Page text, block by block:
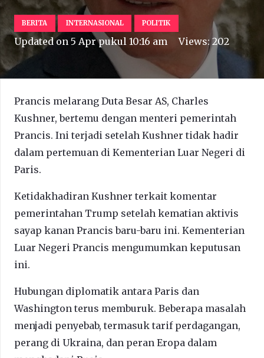
BERITA INTERNASIONAL POLITIK
Updated on 5 Apr pukul 10:16 am Views:202
Prancis melarang Duta Besar AS, Charles
Kushner, bertemu dengan menteri pemerintah
Prancis. Ini terjadi setelah Kushner tidak hadir
dalam pertemuan di Kementerian Luar Negeri di
Paris.
Ketidakhadiran Kushner terkait komentar
pemerintahan Trump setelah kematian aktivis
sayap kanan Prancis baru-baru ini. Kementerian
Luar Negeri Prancis mengumumkan keputusan
ini.
Hubungan diplomatik antara Paris dan
Washington terus memburuk. Beberapa masalah
menjadi penyebab, termasuk tarif perdagangan,
perang di Ukraina, dan peran Eropa dalam